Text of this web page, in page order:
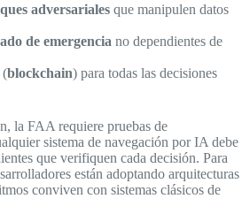
adversariales que manipulen datos
de emergencia no dependientes de
(blockchain) para todas las decisiones
la FAA requiere pruebas de
sistema de navegación por IA debe
que verifiquen cada decisión. Para
están adoptando arquitecturas
conviven con sistemas clásicos de